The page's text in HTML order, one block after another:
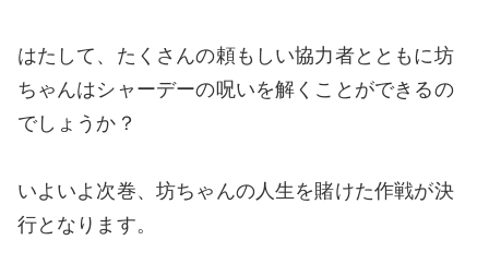
はたして、たくさんの頼もしい協力者とともに坊
ちゃんはシャーデーの呪いを解くことができるの
でしょうか？
いよいよ次巻、坊ちゃんの人生を賭けた作戦が決
行となります。